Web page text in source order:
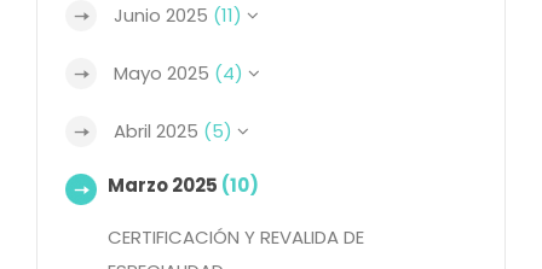
Junio 2025 (11)
Mayo 2025 (4)
Abril 2025 (5)
Marzo 2025 (10)
CERTIFICACIÓN Y REVALIDA DE